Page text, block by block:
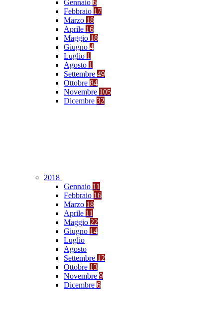
Gennaio 6
Febbraio 17
Marzo 18
Aprile 16
Maggio 18
Giugno 4
Luglio 1
Agosto 1
Settembre 49
Ottobre 84
Novembre 105
Dicembre 32
2018
Gennaio 11
Febbraio 16
Marzo 18
Aprile 11
Maggio 22
Giugno 14
Luglio
Agosto
Settembre 12
Ottobre 13
Novembre 9
Dicembre 6